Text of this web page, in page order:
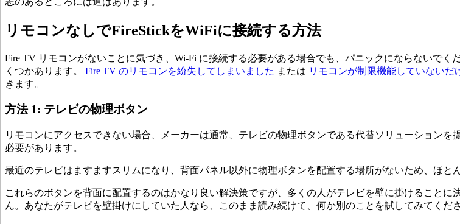
リモコンなしでFireStickをWiFiに接続する方法
Fire TV リモコンがないことに気づき、Wi-Fi に接続する必要がある場合でも、パニックにならないで
くつかあります。 Fire TV のリモコンを紛失してしまいました または リモコンが制限機能していないだ
きます。
方法 1: テレビの物理ボタン
リモコンにアクセスできない場合、メーカーは通常、テレビの物理ボタンである代替ソリューション
必要があります。
最近のテレビはますますスリムになり、背面パネル以外に物理ボタンを配置する場所がないため、ほと
これらのボタンを背面に配置するのはかなり良い解決策ですが、多くの人がテレビを壁に掛けること
ん。あなたがテレビを壁掛けにしていた人なら、このまま読み続けて、何か別のことを試してみてくださ